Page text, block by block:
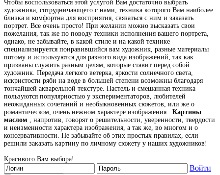
Чтобы воспользоваться этой услугой Вам достаточно выбрать
художника, сотрудничающего с нами, техника которого Вам наиболее
близка и комфортна для восприятия, связаться с ним и заказать
портрет. Все очень просто! При желании можно высказать свои
пожелания, так же по поводу техники исполнения вашего портрета,
однако, не забывайте, в какой стиле и на какой технике
специализируется понравившийся вам художник, разные материалы
потому и используются для разного вида изображений, так как
призваны служить разным целям, которые ставит перед собой
художник. Передача легкого ветерка, яркости солнечного света,
искристости ряби на воде в большей степени возможны благодаря
тончайшей акварельной текстуре. Пастель и смешанная техника
пользуются популярностью у экспериментаторов, любителей
неожиданных сочетаний и необыкновенных сюжетов, или же о
романтическом, очень нежном характере изображения. Картины
маслом , напротив, говорят о решительности, уверенности, твердости
и неизменности характера изображения, а так же, во многом и о
консервативности. Не забывайте об этих простых правилах, если
решили заказать картину по личному сюжету у наших художников!
Красивого Вам выбора!
Войти